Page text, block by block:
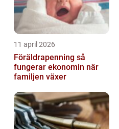
11 april 2026
Föräldrapenning så
fungerar ekonomin när
familjen växer